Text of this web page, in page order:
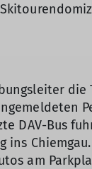
DAV-Bus
ins Chiemgau.
am